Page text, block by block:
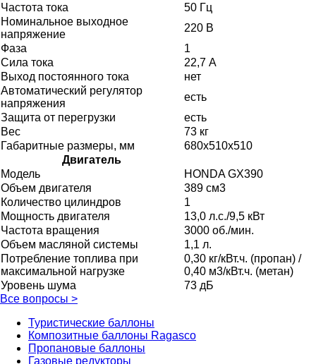
Частота тока
50 Гц
Номинальное выходное
напряжение
220 В
Фаза
1
Сила тока
22,7 А
Выход постоянного тока
нет
Автоматический регулятор
напряжения
есть
Защита от перегрузки
есть
Вес
73 кг
Габаритные размеры, мм
680х510х510
Двигатель
Модель
HONDA GX390
Объем двигателя
389 см3
Количество цилиндров
1
Мощность двигателя
13,0 л.с./9,5 кВт
Частота вращения
3000 об./мин.
Объем масляной системы
1,1 л.
Потребление топлива при
максимальной нагрузке
0,30 кг/кВт.ч. (пропан) /
0,40 м3/кВт.ч. (метан)
Уровень шума
73 дБ
Все вопросы >
Туристические баллоны
Композитные баллоны Ragasco
Пропановые баллоны
Газовые редукторы